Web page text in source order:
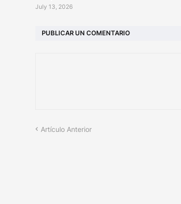
July 13, 2026
PUBLICAR UN COMENTARIO
Artículo Anterior